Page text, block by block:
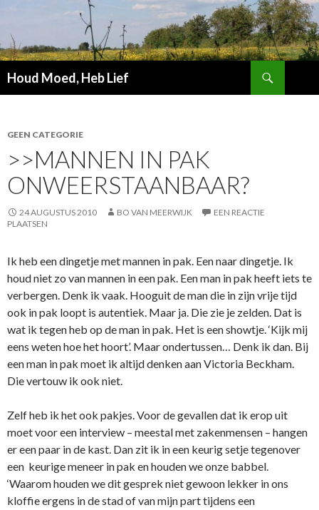
Houd Moed, Heb Lief
GEEN CATEGORIE
>>MANNEN IN PAK
ONWEERSTAANBAAR?
24 AUGUSTUS 2010 BO VAN MEERWIJK
EEN REACTIE
PLAATSEN
Ik heb een dingetje met mannen in pak. Een naar dingetje. Ik
houd niet zo van mannen in een pak. Een man in pak heeft iets te
verbergen. Denk ik vaak. Hooguit de man die in zijn vrije tijd
ook in pak loopt is autentiek. Maar ja. Die zie je zelden. Dat is
wat ik tegen heb op de man in pak. Het is een showtje. ‘Kijk mij
eens weten hoe het hoort’. Maar ondertussen… Denk ik dan. Bij
een man in pak moet ik altijd denken aan Victoria Beckham.
Die vertouw ik ook niet.
Zelf heb ik het ook pakjes. Voor de gevallen dat ik erop uit
moet voor een interview – meestal met zakenmensen – hangen
er een paar in de kast. Dan zit ik in een keurig setje tegenover
een keurige meneer in pak en houden we onze babbel.
‘Waarom houden we dit gesprek niet gewoon lekker in ons
kloffie ergens in de stad of van mijn part tijdens een